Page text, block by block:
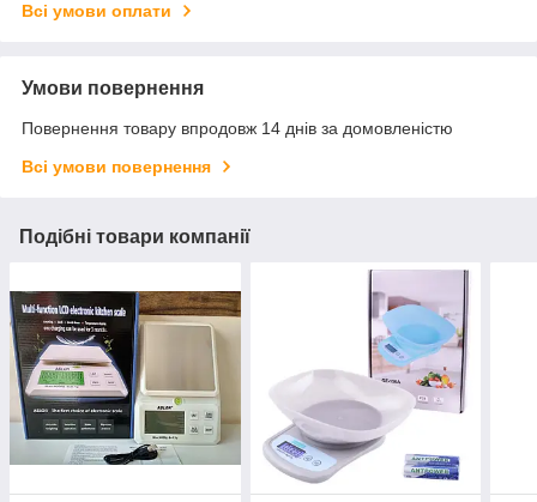
Всі умови оплати
Умови повернення
Повернення товару впродовж 14 днів за домовленістю
Всі умови повернення
Подібні товари компанії